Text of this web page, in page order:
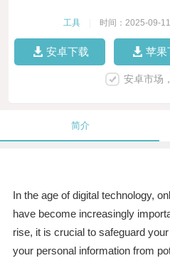
工具 时间：2025-09-11
安卓下载 苹果
安卓市场
简介
In the age of digital technology,
have become increasingly
rise, it is crucial to safeguard
your personal information from